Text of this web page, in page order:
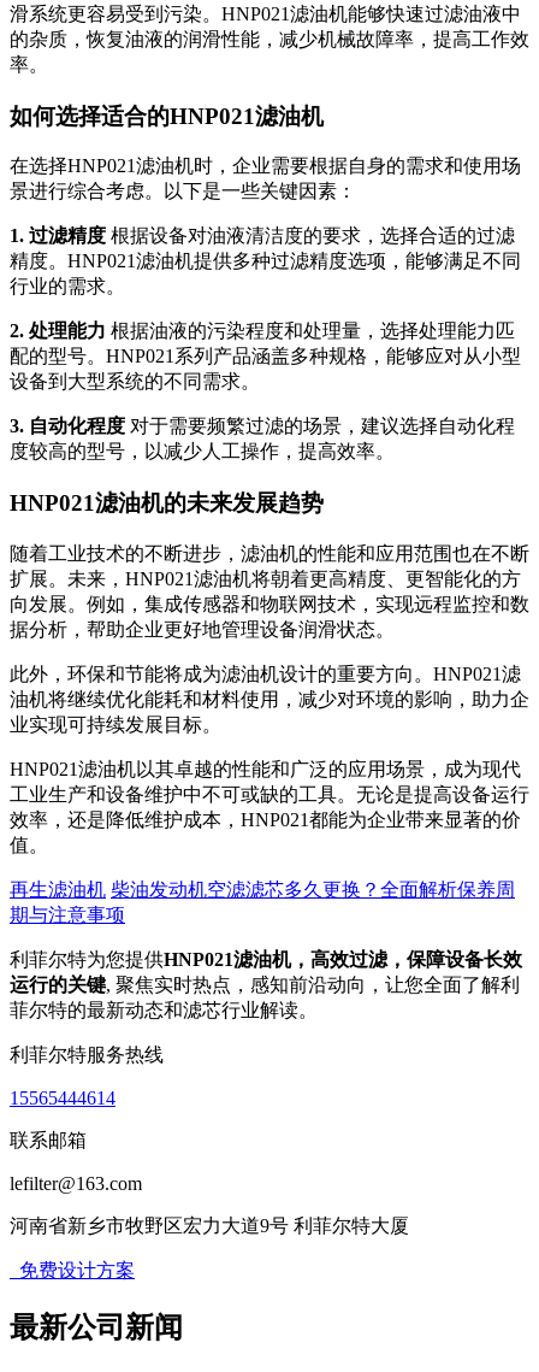
滑系统更容易受到污染。HNP021滤油机能够快速过滤油液中
的杂质，恢复油液的润滑性能，减少机械故障率，提高工作效
率。
如何选择适合的HNP021滤油机
在选择HNP021滤油机时，企业需要根据自身的需求和使用场
景进行综合考虑。以下是一些关键因素：
1. 过滤精度 根据设备对油液清洁度的要求，选择合适的过滤
精度。HNP021滤油机提供多种过滤精度选项，能够满足不同
行业的需求。
2. 处理能力 根据油液的污染程度和处理量，选择处理能力匹
配的型号。HNP021系列产品涵盖多种规格，能够应对从小型
设备到大型系统的不同需求。
3. 自动化程度 对于需要频繁过滤的场景，建议选择自动化程
度较高的型号，以减少人工操作，提高效率。
HNP021滤油机的未来发展趋势
随着工业技术的不断进步，滤油机的性能和应用范围也在不断
扩展。未来，HNP021滤油机将朝着更高精度、更智能化的方
向发展。例如，集成传感器和物联网技术，实现远程监控和数
据分析，帮助企业更好地管理设备润滑状态。
此外，环保和节能将成为滤油机设计的重要方向。HNP021滤
油机将继续优化能耗和材料使用，减少对环境的影响，助力企
业实现可持续发展目标。
HNP021滤油机以其卓越的性能和广泛的应用场景，成为现代
工业生产和设备维护中不可或缺的工具。无论是提高设备运行
效率，还是降低维护成本，HNP021都能为企业带来显著的价
值。
再生滤油机 柴油发动机空滤滤芯多久更换？全面解析保养周
期与注意事项
利菲尔特为您提供HNP021滤油机，高效过滤，保障设备长效
运行的关键, 聚焦实时热点，感知前沿动向，让您全面了解利
菲尔特的最新动态和滤芯行业解读。
利菲尔特服务热线
15565444614
联系邮箱
lefilter@163.com
河南省新乡市牧野区宏力大道9号 利菲尔特大厦
免费设计方案
最新公司新闻